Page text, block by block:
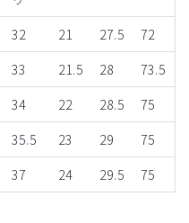
32 21 27.5
72
33 21.5 28
73.5
34 22 28.5
75
35.5 23 29
75
37 24 29.5 75